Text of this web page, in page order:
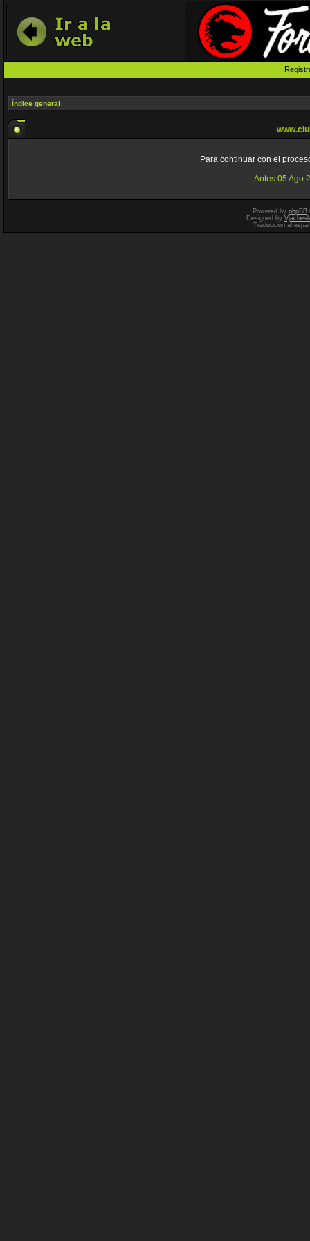
Índice general
Para continuar con el
Antes 05 Ago
Powered by phpBB
Designed by
Traducción al